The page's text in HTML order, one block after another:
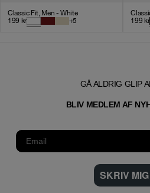
Classic Fit, Men - White
199 kr +5
199 kr
GÅ ALDRIG GLIP
BLIV MEDLEM AF
SKRIV